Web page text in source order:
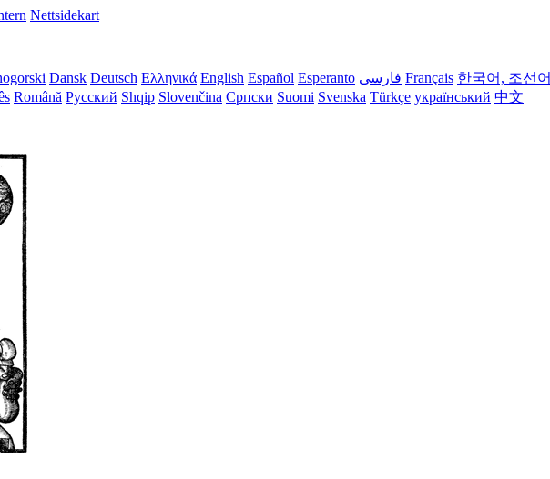
Nettsidekart
Dansk Deutsch Ελληνικά English Español Esperanto فارسی Français 한국어, 조선어
Română Русский Shqip Slovenčina Српски Suomi Svenska Türkçe український 中文